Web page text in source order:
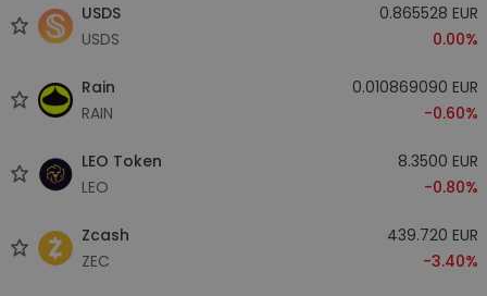
USDS
USDS
0.865528 EUR
0.00%
Rain
RAIN
0.010869090 EUR
-0.60%
LEO Token
LEO
8.3500 EUR
-0.80%
Zcash
ZEC
439.720 EUR
-3.40%